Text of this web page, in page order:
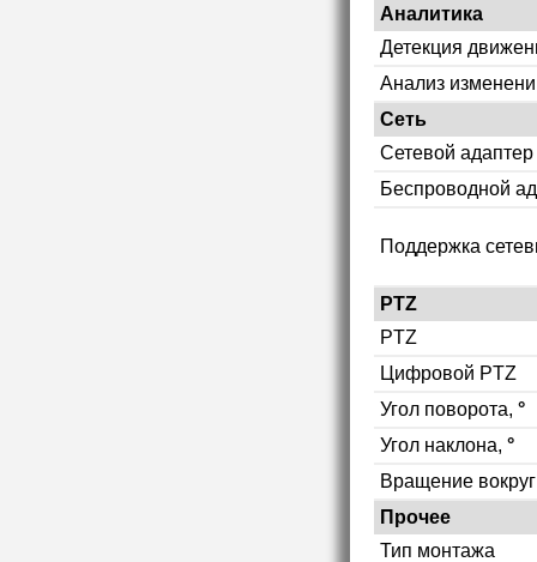
Аналитика
Детекция
Анализ
Сеть
Сетевой адаптер
Беспроводной
Поддержка
PTZ
PTZ
Цифровой PTZ
Угол поворота, °
Угол наклона, °
Вращение
Прочее
Тип монтажа